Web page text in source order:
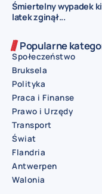
Śmiertelny wypadek
latek zginął...
Popularne
Społeczeństwo
Bruksela
Polityka
Praca i Finanse
Prawo i Urzędy
Transport
Świat
Flandria
Antwerpen
Walonia